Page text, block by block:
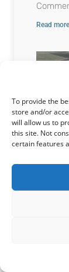
To provide the
store and/or
will allow us to
this site. Not
certain features
Read
facility